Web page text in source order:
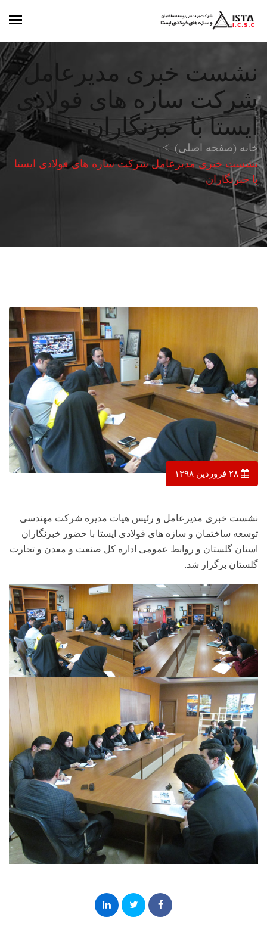
نشست خبری مدیرعامل
شرکت سازه های فولادی
ایستا با خبرنگاران
خانه (صفحه اصلی)
نشست خبری مدیرعامل شرکت سازه های فولادی ایستا
با خبرنگاران
نشست خبری مدیرعامل و رئیس هیات مدیره شرکت مهندسی
توسعه ساختمان و سازه های فولادی ایستا با حضور خبرنگاران
استان گلستان و روابط عمومی اداره کل صنعت و معدن و تجارت
گلستان برگزار شد.